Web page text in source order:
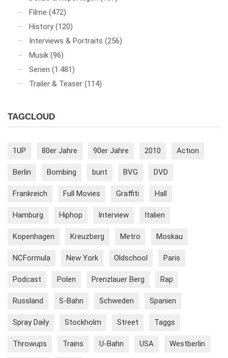
Filme (472)
History (120)
Interviews & Portraits (256)
Musik (96)
Serien (1.481)
Trailer & Teaser (114)
TAGCLOUD
1UP 80er Jahre 90er Jahre 2010 Action
Berlin Bombing bunt BVG DVD
Frankreich Full Movies Graffiti Hall
Hamburg Hiphop Interview Italien
Kopenhagen Kreuzberg Metro Moskau
NCFormula New York Oldschool Paris
Podcast Polen Prenzlauer Berg Rap
Russland S-Bahn Schweden Spanien
Spray Daily Stockholm Street Taggs
Throwups Trains U-Bahn USA Westberlin